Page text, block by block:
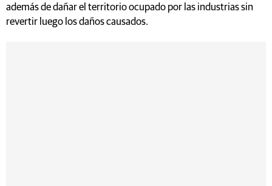
además de dañar el territorio ocupado por las industrias sin
revertir luego los daños causados.